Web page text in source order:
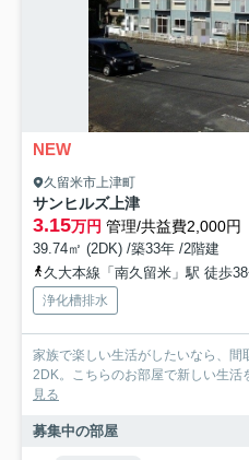
NEW
久留米市上津町
サンヒルズ上津
3.15万円 管理/共益費2,000円
39.74㎡ (2DK) /築33年 /2階建
久大本線「南久留米」駅 徒歩
浄化槽排水
家族で楽しい生活がしたいなら、間
2DK。こちらのお部屋で新しい生活
見る
募集中の部屋